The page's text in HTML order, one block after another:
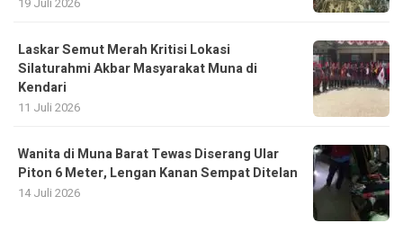
Laskar Semut Merah Kritisi Lokasi
Silaturahmi Akbar Masyarakat Muna di
Kendari
11 Juli 2026
Wanita di Muna Barat Tewas Diserang Ular
Piton 6 Meter, Lengan Kanan Sempat Ditelan
14 Juli 2026